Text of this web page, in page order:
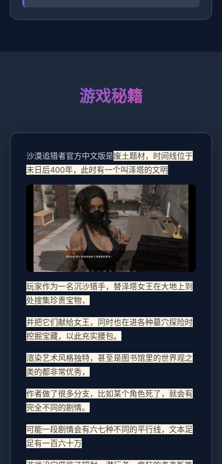
游戏秘籍
沙漠追猎者官方中文版是废土题材，时间线位于
末日后400年，此时有一个叫泽塔的文明
玩家作为一名沉沙猎手，替泽塔女王在大地上到
处搜集珍贵宝物，
并把它们献给女王，同时也在进各种墓穴探险时
挖掘宝藏，以此充实腰包。
渲染艺术风格独特，甚至是图书馆里的世界观之
类的都非常优秀，
作者做了很多分支，比如某个角色死了，就会有
完全不同的剧情。
可能一段剧情会有六七种不同的平行线，文本足
足有一百六十万